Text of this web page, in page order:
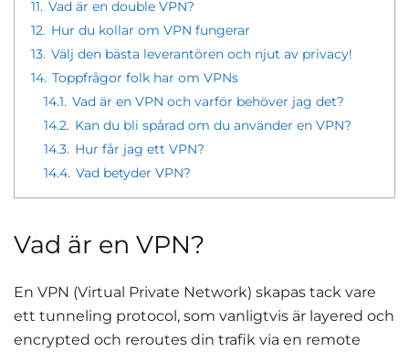
11. Vad är en double VPN?
12. Hur du kollar om VPN fungerar
13. Välj den bästa leverantören och njut av privacy!
14. Toppfrågor folk har om VPNs
14.1. Vad är en VPN och varför behöver jag det?
14.2. Kan du bli spårad om du använder en VPN?
14.3. Hur får jag ett VPN?
14.4. Vad betyder VPN?
Vad är en VPN?
En VPN (Virtual Private Network) skapas tack vare
ett tunneling protocol, som vanligtvis är layered och
encrypted och reroutes din trafik via en remote